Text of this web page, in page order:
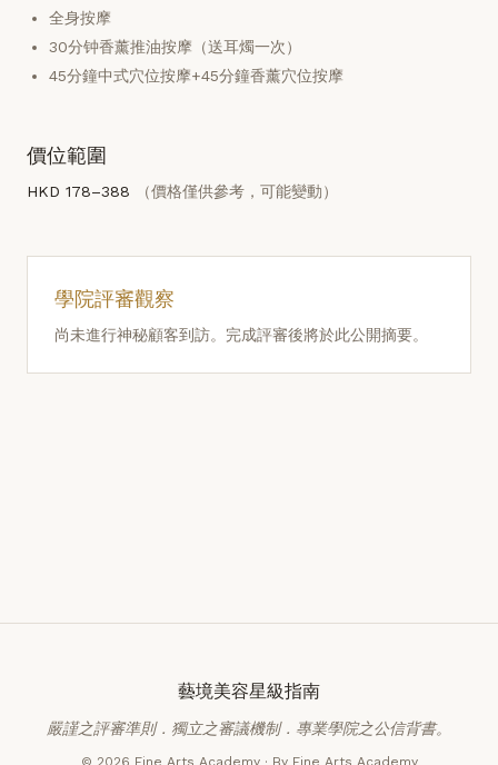
全身按摩
30分钟香薰推油按摩（送耳燭一次）
45分鐘中式穴位按摩+45分鐘香薰穴位按摩
價位範圍
HKD 178–388 （價格僅供參考，可能變動）
學院評審觀察
尚未進行神秘顧客到訪。完成評審後將於此公開摘要。
藝境美容星級指南
嚴謹之評審準則．獨立之審議機制．專業學院之公信背書。
© 2026 Fine Arts Academy · By Fine Arts Academy